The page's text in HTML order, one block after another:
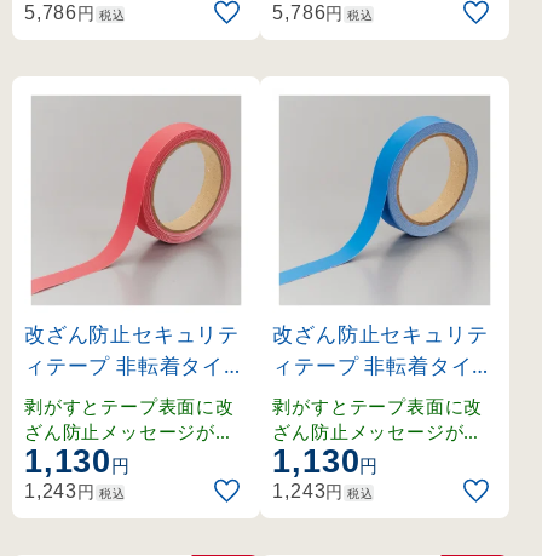
5,786円 税込 5,786円 税込
改ざん防止セキュリテ
ィテープ 非転着タイプ
(厚み0.095mm) 赤 (26
2044)
剥がすとテープ表面に改
ざん防止メッセージが現
れ、被着体にメッセージ
が残らない非転着タイプ
。
1,130円
1,243円 税込
改ざん防止セキュリテ
ィテープ 非転着タイプ
(厚み0.095mm) 青 (26
2045)
剥がすとテープ表面に改
ざん防止メッセージが現
れ、被着体にメッセージ
が残らない非転着タイプ
。
1,130円
1,243円 税込